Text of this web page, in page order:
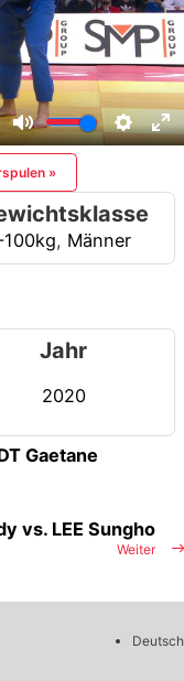
»
100kg, Männer
Jahr
2020
Gaetane
Weiter
vs. LEE Sungho
Deutsch